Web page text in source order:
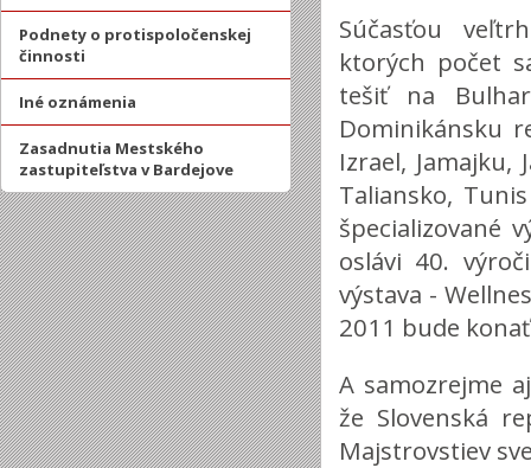
Podnety o protispoločenskej
činnosti
Iné oznámenia
Zasadnutia Mestského
zastupiteľstva v Bardejove
Súčasťou
ktorých počet
tešiť na
Dominikánsku
Izrael, Jamajku,
Taliansko,
špecializované
oslávi 40.
výstava -
2011 bude
A samozrejme
že Slovenská
Majstrovstiev